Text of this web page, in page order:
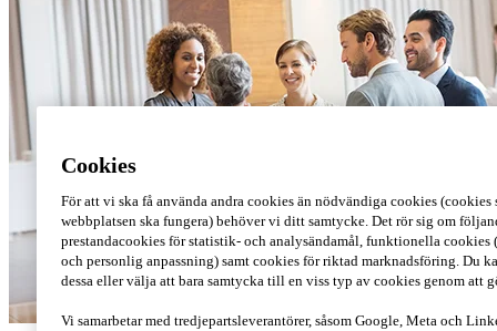
Cookies
För att vi ska få använda andra cookies än nödvändiga cookies (cookies
webbplatsen ska fungera) behöver vi ditt samtycke. Det rör sig om
prestandacookies för statistik- och analysändamål, funktionella
och personlig anpassning) samt cookies för riktad marknadsföring. Du
dessa eller välja att bara samtycka till en viss typ av cookies genom att
Vi samarbetar med tredjepartsleverantörer, såsom Google, Meta och